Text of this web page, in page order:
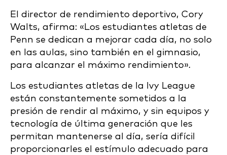
El director de rendimiento deportivo, Cory
Walts, afirma: «Los estudiantes atletas de
Penn se dedican a mejorar cada día, no solo
en las aulas, sino también en el gimnasio,
para alcanzar el máximo rendimiento».
Los estudiantes atletas de la Ivy League
están constantemente sometidos a la
presión de rendir al máximo, y sin equipos y
tecnología de última generación que les
permitan mantenerse al día, sería difícil
proporcionarles el estímulo adecuado para